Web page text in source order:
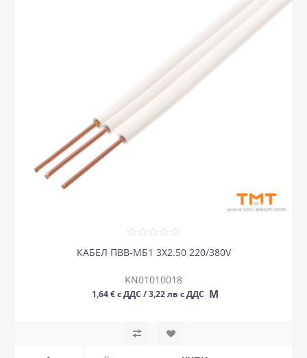
КАБЕЛ ПВВ-МБ1 3Х2.50 220/380V
KN01010018
1,64 € с ДДС / 3,22 лв с ДДС М